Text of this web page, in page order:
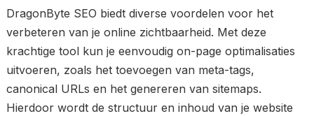
DragonByte SEO biedt diverse voordelen voor het
verbeteren van je online zichtbaarheid. Met deze
krachtige tool kun je eenvoudig on-page optimalisaties
uitvoeren, zoals het toevoegen van meta-tags,
canonical URLs en het genereren van sitemaps.
Hierdoor wordt de structuur en inhoud van je website